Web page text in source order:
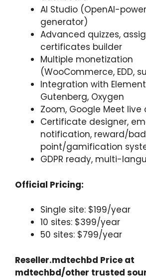
AI Studio (OpenAI-
generator)
Advanced quizzes,
certificates builder
Multiple monetization
(WooCommerce, EDD,
Integration with
Gutenberg, Oxygen
Zoom, Google Meet live
Certificate designer,
notification, reward/
point/gamification
GDPR ready, multi-
Official Pricing:
Single site: $199/year
10 sites: $399/year
50 sites: $799/year
Reseller.mdtechbd Price at
mdtechbd/other trusted